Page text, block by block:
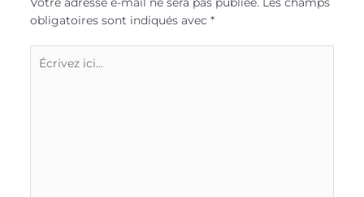
obligatoires sont indiqués avec *
ici…